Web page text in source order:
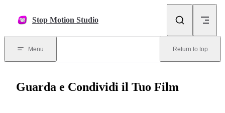
Stop Motion Studio
Menu Return to top
Guarda e Condividi il Tuo Film